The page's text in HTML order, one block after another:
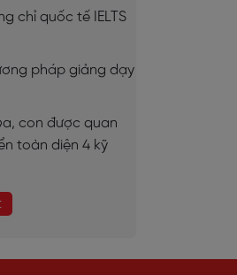
chỉ quốc tế IELTS
pháp giảng dạy
con được quan
toàn diện 4 kỹ